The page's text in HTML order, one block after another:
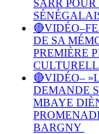
SARR
DE SA
PREMIÈRE
🔴VIDÉO–
DEMANDE
MBAYE
BARGNY